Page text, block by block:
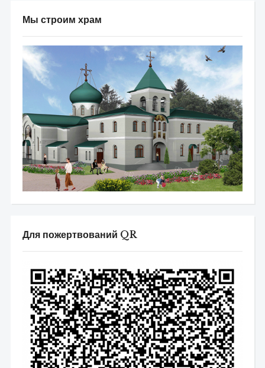
Мы строим храм
Для пожертвований QR